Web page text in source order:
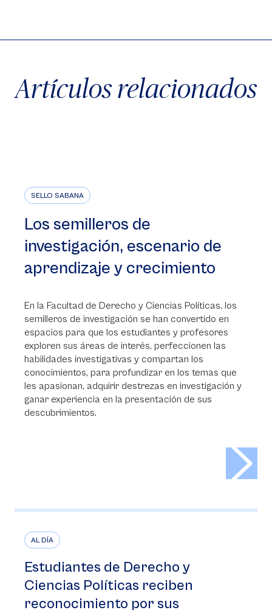
Artículos relacionados
SELLO SABANA
Los semilleros de
investigación, escenario de
aprendizaje y crecimiento
En la Facultad de Derecho y Ciencias Políticas, los
semilleros de investigación se han convertido en
espacios para que los estudiantes y profesores
exploren sus áreas de interés, perfeccionen las
habilidades investigativas y compartan los
conocimientos, para profundizar en los temas que
les apasionan, adquirir destrezas en investigación y
ganar experiencia en la presentación de sus
descubrimientos.
AL DÍA
Estudiantes de Derecho y
Ciencias Políticas reciben
reconocimiento por sus